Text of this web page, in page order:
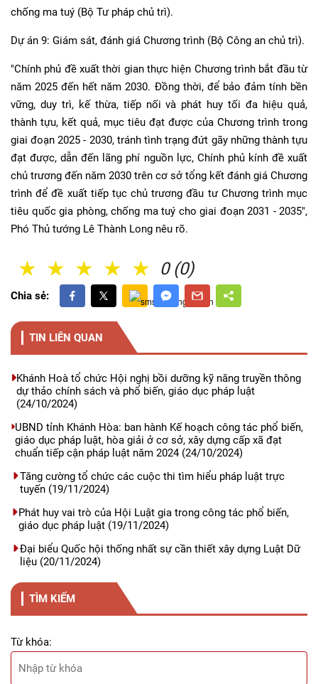
chống ma tuý (Bộ Tư pháp chủ trì).
Dự án 9: Giám sát, đánh giá Chương trình (Bộ Công an chủ trì).
"Chính phủ đề xuất thời gian thực hiện Chương trình bắt đầu từ
năm 2025 đến hết năm 2030. Đồng thời, để bảo đảm tính bền
vững, duy trì, kế thừa, tiếp nối và phát huy tối đa hiệu quả,
thành tựu, kết quả, mục tiêu đạt được của Chương trình trong
giai đoạn 2025 - 2030, tránh tình trạng đứt gãy những thành tựu
đạt được, dẫn đến lãng phí nguồn lực, Chính phủ kính đề xuất
chủ trương đến năm 2030 trên cơ sở tổng kết đánh giá Chương
trình để đề xuất tiếp tục chủ trương đầu tư Chương trình mục
tiêu quốc gia phòng, chống ma tuý cho giai đoạn 2031 - 2035",
Phó Thủ tướng Lê Thành Long nêu rõ.
0 (0)
5 Sao
4 Sao
3 Sao
2 Sao
1 Sao
Chia sẻ:
TIN LIÊN QUAN
Khánh Hoà tổ chức Hội nghị bồi dưỡng kỹ năng truyền thông
dự thảo chính sách và phổ biến, giáo dục pháp luật
(24/10/2024)
UBND tỉnh Khánh Hòa: ban hành Kế hoạch công tác phổ biến,
giáo dục pháp luật, hòa giải ở cơ sở, xây dựng cấp xã đạt
chuẩn tiếp cận pháp luật năm 2024(24/10/2024)
Tăng cường tổ chức các cuộc thi tìm hiểu pháp luật trực
tuyến(19/11/2024)
Phát huy vai trò của Hội Luật gia trong công tác phổ biến,
giáo dục pháp luật(19/11/2024)
Đại biểu Quốc hội thống nhất sự cần thiết xây dựng Luật Dữ
liệu(20/11/2024)
TÌM KIẾM
Từ khóa: